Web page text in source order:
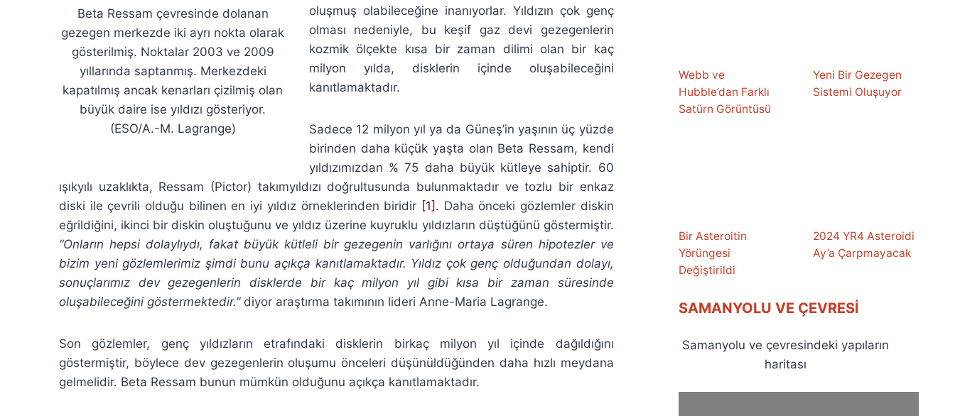
Beta Ressam çevresinde dolanan
gezegen merkezde iki ayrı nokta olarak
gösterilmiş. Noktalar 2003 ve 2009
yıllarında saptanmış. Merkezdeki
kapatılmış ancak kenarları çizilmiş olan
büyük daire ise yıldızı gösteriyor.
(ESO/A.-M. Lagrange)
oluşmuş olabileceğine inanıyorlar. Yıldızın çok genç
olması nedeniyle, bu keşif gaz devi gezegenlerin
kozmik ölçekte kısa bir zaman dilimi olan bir kaç
milyon yılda, disklerin içinde oluşabileceğini
kanıtlamaktadır.
Sadece 12 milyon yıl ya da Güneş’in yaşının üç yüzde
birinden daha küçük yaşta olan Beta Ressam, kendi
yıldızımızdan % 75 daha büyük kütleye sahiptir. 60
ışıkyılı uzaklıkta, Ressam (Pictor) takımyıldızı doğrultusunda bulunmaktadır ve tozlu bir enkaz
diski ile çevrili olduğu bilinen en iyi yıldız örneklerinden biridir [1] . Daha önceki gözlemler diskin
eğrildiğini, ikinci bir diskin oluştuğunu ve yıldız üzerine kuyruklu yıldızların düştüğünü göstermiştir.
“Onların hepsi dolaylıydı, fakat büyük kütleli bir gezegenin varlığını ortaya süren hipotezler ve
bizim yeni gözlemlerimiz şimdi bunu açıkça kanıtlamaktadır. Yıldız çok genç olduğundan dolayı,
sonuçlarımız dev gezegenlerin disklerde bir kaç milyon yıl gibi kısa bir zaman süresinde
oluşabileceğini göstermektedir.”diyor araştırma takımının lideri Anne-Maria Lagrange.
Son gözlemler, genç yıldızların etrafındaki disklerin birkaç milyon yıl içinde dağıldığını
göstermiştir, böylece dev gezegenlerin oluşumu önceleri düşünüldüğünden daha hızlı meydana
gelmelidir. Beta Ressam bunun mümkün olduğunu açıkça kanıtlamaktadır.
Webb ve
Hubble’dan Farklı
Satürn Görüntüsü
Yeni Bir Gezegen
Sistemi Oluşuyor
Bir Asteroitin
Yörüngesi
Değiştirildi
2024 YR4 Asteroidi
Ay’a Çarpmayacak
SAMANYOLU VE ÇEVRESI
Samanyolu ve çevresindeki yapıların
haritası